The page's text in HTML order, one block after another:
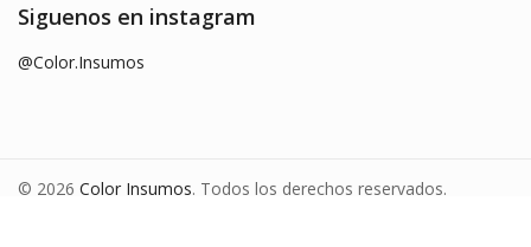
Siguenos en instagram
@Color.Insumos
© 2026 Color Insumos. Todos los derechos reservados.